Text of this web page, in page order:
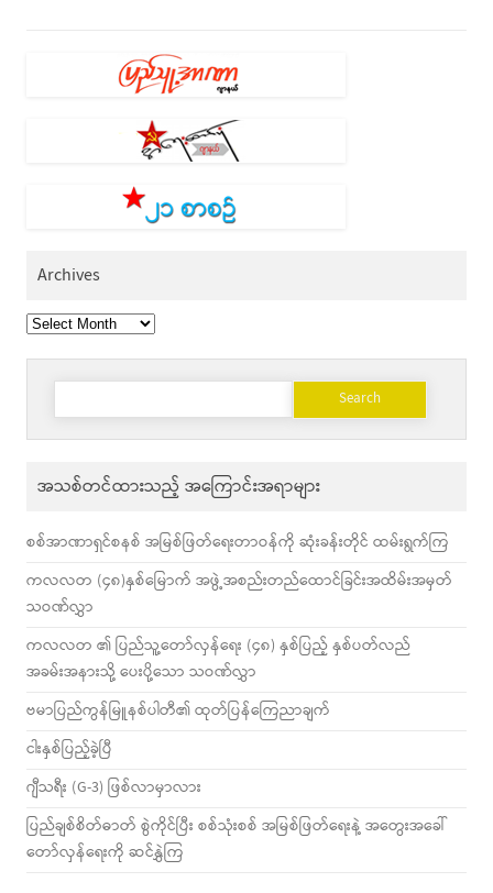
Archives
Archives
Search
အသစ်တင်ထားသည့် အကြောင်းအရာများ
စစ်အာဏာရှင်စနစ် အမြစ်ဖြတ်ရေးတာဝန်ကို ဆုံးခန်းတိုင် ထမ်းရွက်ကြ
ကလလတ (၄၈)နှစ်မြောက် အဖွဲ့အစည်းတည်ထောင်ခြင်းအထိမ်းအမှတ်
သဝဏ်လွှာ
ကလလတ ၏ ပြည်သူ့တော်လှန်ရေး (၄၈) နှစ်ပြည့် နှစ်ပတ်လည်
အခမ်းအနားသို့ ပေးပို့သော သဝဏ်လွှာ
ဗမာပြည်ကွန်မြူနစ်ပါတီ၏ ထုတ်ပြန်ကြေညာချက်
ငါးနှစ်ပြည့်ခဲ့ပြီ
ဂျီသရီး (G-3) ဖြစ်လာမှာလား
ပြည်ချစ်စိတ်ဓာတ် စွဲကိုင်ပြီး စစ်သုံးစစ် အမြစ်ဖြတ်ရေးနဲ့ အတွေးအခေါ်
တော်လှန်ရေးကို ဆင်နွှဲကြ